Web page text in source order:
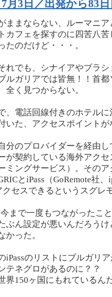
月3日／出発から83
ままならない、ルーマニ
カフェを探すのに四苦八
たのだけど・・・。
れでも、シナイアやブラ
ルガリアでは皆無！！首
全く見つからない。
、電話回線付きのホテル
いた、アクセスポイント
分のプロバイダーを経由
が契約している海外アク
ミングサービス）。その
とiPass（GoRemote社
クセスできるというスグレ
まで一度もつながったこ
ぶん設定が悪いんだろう
かった。
iPassのリストにブルガリ
テネグロがあるのに？？
界150ヶ国にもれているん